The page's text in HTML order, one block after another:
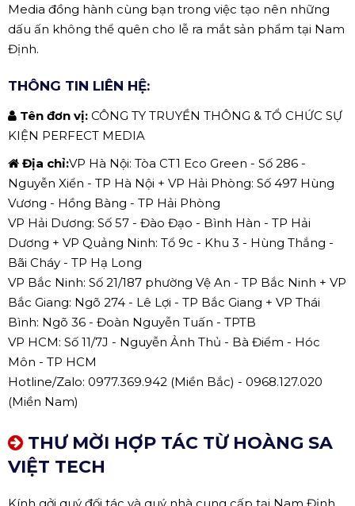
Media đồng hành cùng bạn trong việc tạo nên những
dấu ấn không thể quên cho lễ ra mắt sản phẩm tại Nam
Định.
THÔNG TIN LIÊN HỆ:
Tên đơn vị: CÔNG TY TRUYỀN THÔNG & TỔ CHỨC SỰ
KIỆN PERFECT MEDIA
Địa chỉ:VP Hà Nội: Tòa CT1 Eco Green - Số 286 -
Nguyễn Xiển - TP Hà Nội + VP Hải Phòng: Số 497 Hùng
Vương - Hồng Bàng - TP Hải Phòng
VP Hải Dương: Số 57 - Đào Đạo - Bình Hàn - TP Hải
Dương + VP Quảng Ninh: Tổ 9c - Khu 3 - Hùng Thắng -
Bãi Cháy - TP Hạ Long
VP Bắc Ninh: Số 21/187 phường Vệ An - TP Bắc Ninh + VP
Bắc Giang: Ngõ 274 - Lê Lợi - TP Bắc Giang + VP Thái
Bình: Ngõ 36 - Đoàn Nguyễn Tuấn - TPTB
VP HCM: Số 11/7J - Nguyễn Ảnh Thủ - Bà Điểm - Hóc
Môn - TP HCM
Hotline/Zalo: 0977.369.942 (Miền Bắc) - 0968.127.020
(Miền Nam)
THƯ MỜI HỢP TÁC TỪ HOÀNG SA
VIỆT TECH
Kính gởi quý đối tác và quý nhà cung cấp tại Nam Định.